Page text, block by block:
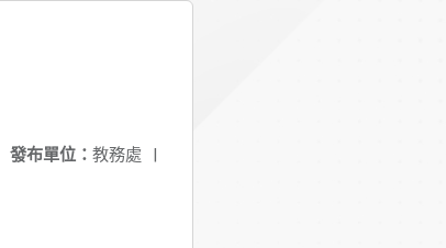
發布單位： 教務處 |